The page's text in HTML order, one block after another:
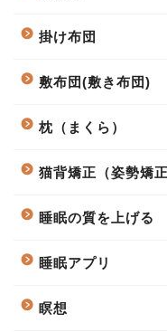
掛け布団
敷布団(敷き布団)
枕（まくら）
猫背矯正（姿勢矯正
睡眠の質を上げる
睡眠アプリ
瞑想